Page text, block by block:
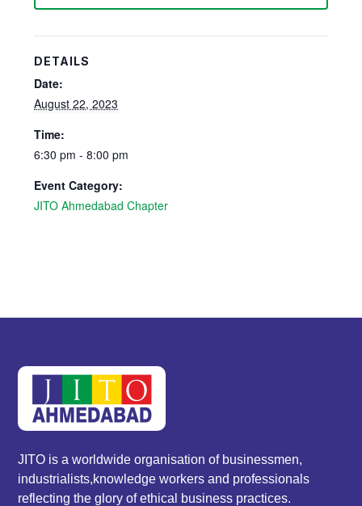
DETAILS
Date:
August 22, 2023
Time:
6:30 pm - 8:00 pm
Event Category:
JITO Ahmedabad Chapter
JITO is a worldwide organisation of businessmen,
industrialists,knowledge workers and professionals
reflecting the glory of ethical business practices.